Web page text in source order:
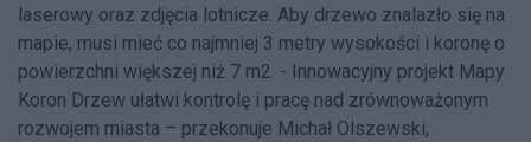
laserowy oraz zdjęcia lotnicze. Aby drzewo znalazło się na
mapie, musi mieć co najmniej 3 metry wysokości i koronę o
powierzchni większej niż 7 m2. - Innowacyjny projekt Mapy
Koron Drzew ułatwi kontrolę i pracę nad zrównoważonym
rozwojem miasta – przekonuje Michał Olszewski,